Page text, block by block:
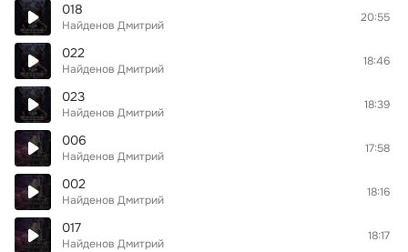
018
Найденов Дмитрий
20:55
022
Найденов Дмитрий
18:46
023
Найденов Дмитрий
18:39
006
Найденов Дмитрий
17:58
002
Найденов Дмитрий
18:16
017
Найденов Дмитрий
18:17